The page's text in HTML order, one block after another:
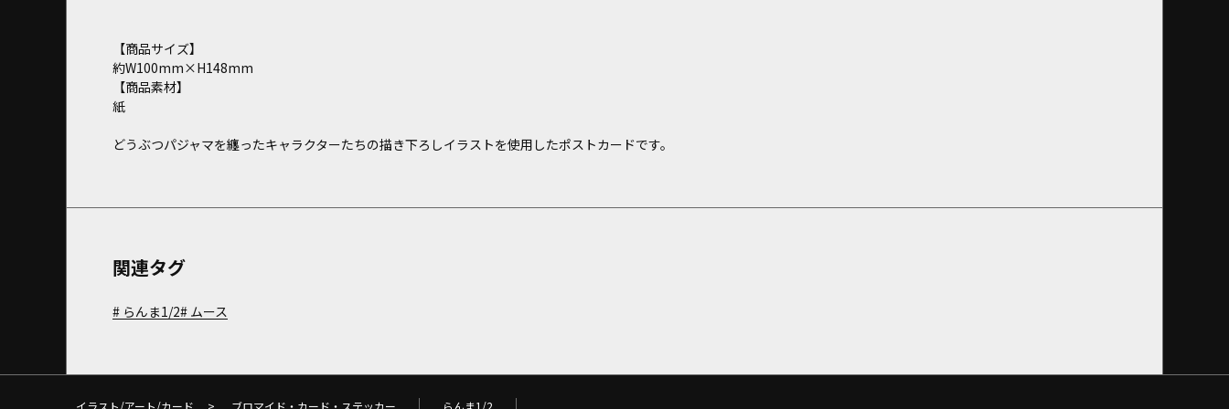
【商品サイズ】
約W100mm×H148mm
【商品素材】
紙
どうぶつパジャマを纏ったキャラクターたちの描き下ろしイラストを使用したポストカードです。
関連タグ
らんま1/2 ムース
イラスト/アート/カード > ブロマイド・カード・ステッカー らんま1/2